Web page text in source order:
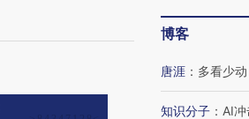
博客
唐涯 ： 多看少动
知识分子 ： AI